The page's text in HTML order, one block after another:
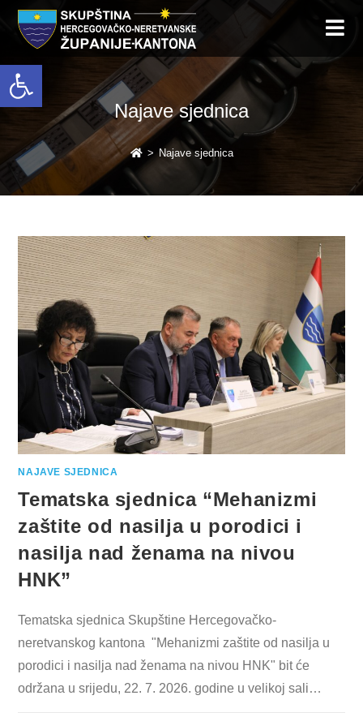
Open toolbar
Najave sjednica
> Najave sjednica
NAJAVE SJEDNICA
Tematska sjednica “Mehanizmi
zaštite od nasilja u porodici i
nasilja nad ženama na nivou
HNK”
Tematska sjednica Skupštine Hercegovačko-
neretvanskog kantona "Mehanizmi zaštite od nasilja u
porodici i nasilja nad ženama na nivou HNK" bit će
održana u srijedu, 22. 7. 2026. godine u velikoj sali…